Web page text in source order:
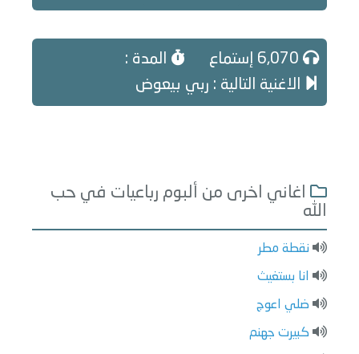
المدة :
الاغنية التالية : ربي بيعوض
اغاني اخرى من ألبوم رباعيات في حب
الله
نقطة مطر
انا بستغيث
ضلي اعوج
كبيرت جهنم